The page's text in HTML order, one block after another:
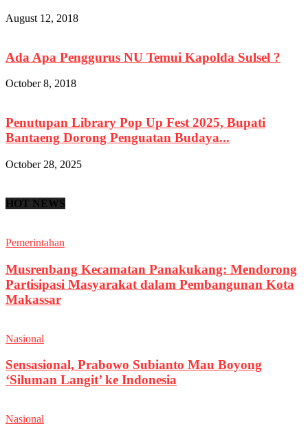
August 12, 2018
Ada Apa Penggurus NU Temui Kapolda Sulsel ?
October 8, 2018
Penutupan Library Pop Up Fest 2025, Bupati
Bantaeng Dorong Penguatan Budaya...
October 28, 2025
HOT NEWS
Pemerintahan
Musrenbang Kecamatan Panakukang: Mendorong
Partisipasi Masyarakat dalam Pembangunan Kota
Makassar
Nasional
Sensasional, Prabowo Subianto Mau Boyong
‘Siluman Langit’ ke Indonesia
Nasional